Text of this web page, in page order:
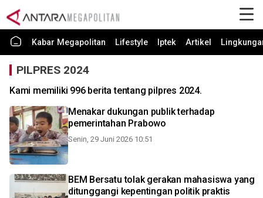
Kabar Megapolitan Lifestyle Iptek Artikel
PILPRES 2024
Kami memiliki 996 berita tentang pilpres 2024.
Menakar dukungan publik terhadap
pemerintahan Prabowo
Senin, 29 Juni 2026 10:51
BEM Bersatu tolak gerakan mahasiswa yang
ditunggangi kepentingan politik praktis